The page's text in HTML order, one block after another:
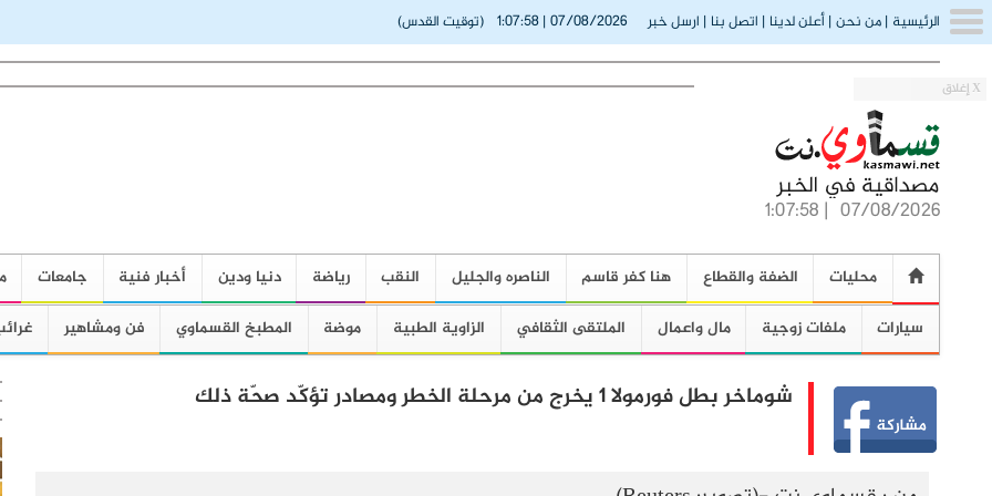
X إغلاق
الرئيسية |من نحن|أعلن لدينا | اتصل بنا | ارسل خبر 07/08/2026
|
1:07:59 (توقيت القدس)
07/08/2026
|
1:07:59
محليات الضفة والقطاع هنا كفر قاسم الناصره والجليل النقب رياضة دنيا ودين أخبار فنية جامعات
سيارات
ملفات زوجية مال واعمال الملتقى الثقافي الزاوية الطبية موضة المطبخ القسماوي فن ومشاهير
شوماخر بطل فورمولا 1 يخرج من مرحلة الخطر ومصادر تؤكّد صحّة ذلك